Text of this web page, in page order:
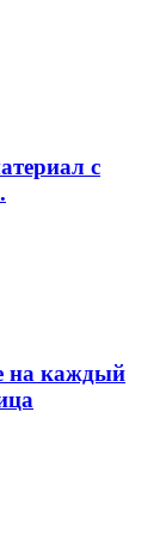
с
на каждый